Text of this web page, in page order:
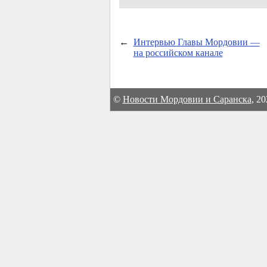
←
Интервью Главы Мордовии —
на российском канале
© Новости Мордовии и Саранска,